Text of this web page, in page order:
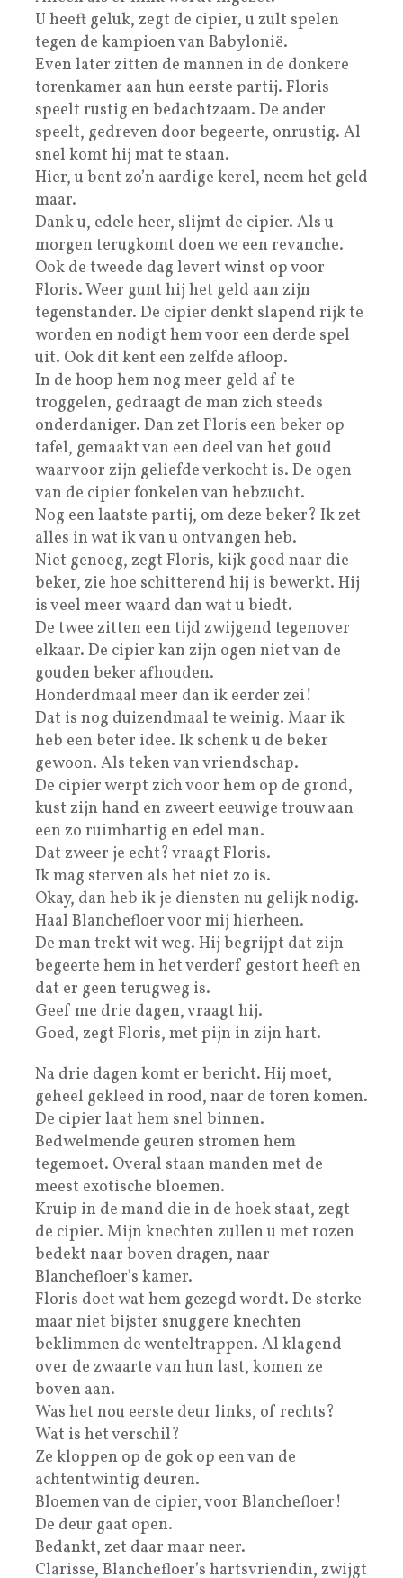
U heeft geluk, zegt de cipier, u zult spelen
tegen de kampioen van Babylonië.
Even later zitten de mannen in de donkere
torenkamer aan hun eerste partij. Floris
speelt rustig en bedachtzaam. De ander
speelt, gedreven door begeerte, onrustig. Al
snel komt hij mat te staan.
Hier, u bent zo’n aardige kerel, neem het geld
maar.
Dank u, edele heer, slijmt de cipier. Als u
morgen terugkomt doen we een revanche.
Ook de tweede dag levert winst op voor
Floris. Weer gunt hij het geld aan zijn
tegenstander. De cipier denkt slapend rijk te
worden en nodigt hem voor een derde spel
uit. Ook dit kent een zelfde afloop.
In de hoop hem nog meer geld af te
troggelen, gedraagt de man zich steeds
onderdaniger. Dan zet Floris een beker op
tafel, gemaakt van een deel van het goud
waarvoor zijn geliefde verkocht is. De ogen
van de cipier fonkelen van hebzucht.
Nog een laatste partij, om deze beker? Ik zet
alles in wat ik van u ontvangen heb.
Niet genoeg, zegt Floris, kijk goed naar die
beker, zie hoe schitterend hij is bewerkt. Hij
is veel meer waard dan wat u biedt.
De twee zitten een tijd zwijgend tegenover
elkaar. De cipier kan zijn ogen niet van de
gouden beker afhouden.
Honderdmaal meer dan ik eerder zei!
Dat is nog duizendmaal te weinig. Maar ik
heb een beter idee. Ik schenk u de beker
gewoon. Als teken van vriendschap.
De cipier werpt zich voor hem op de grond,
kust zijn hand en zweert eeuwige trouw aan
een zo ruimhartig en edel man.
Dat zweer je echt? vraagt Floris.
Ik mag sterven als het niet zo is.
Okay, dan heb ik je diensten nu gelijk nodig.
Haal Blanchefloer voor mij hierheen.
De man trekt wit weg. Hij begrijpt dat zijn
begeerte hem in het verderf gestort heeft en
dat er geen terugweg is.
Geef me drie dagen, vraagt hij.
Goed, zegt Floris, met pijn in zijn hart.
Na drie dagen komt er bericht. Hij moet,
geheel gekleed in rood, naar de toren komen.
De cipier laat hem snel binnen.
Bedwelmende geuren stromen hem
tegemoet. Overal staan manden met de
meest exotische bloemen.
Kruip in de mand die in de hoek staat, zegt
de cipier. Mijn knechten zullen u met rozen
bedekt naar boven dragen, naar
Blanchefloer’s kamer.
Floris doet wat hem gezegd wordt. De sterke
maar niet bijster snuggere knechten
beklimmen de wenteltrappen. Al klagend
over de zwaarte van hun last, komen ze
boven aan.
Was het nou eerste deur links, of rechts?
Wat is het verschil?
Ze kloppen op de gok op een van de
achtentwintig deuren.
Bloemen van de cipier, voor Blanchefloer!
De deur gaat open.
Bedankt, zet daar maar neer.
Clarisse, Blanchefloer’s hartsvriendin, zwijgt